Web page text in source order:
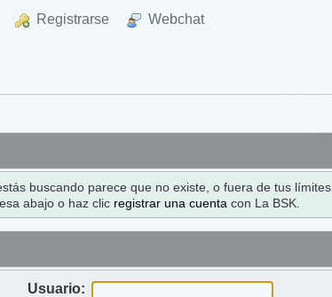
Registrarse Webchat
buscando parece que no existe, o fuera de tus límites.
abajo o haz clic registrar una cuenta con La BSK.
Usuario: